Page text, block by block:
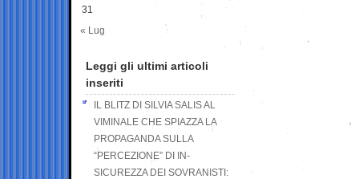
31
« Lug
Leggi gli ultimi articoli
inseriti
IL BLITZ DI SILVIA SALIS AL
VIMINALE CHE SPIAZZA LA
PROPAGANDA SULLA
“PERCEZIONE” DI IN-
SICUREZZA DEI SOVRANISTI: